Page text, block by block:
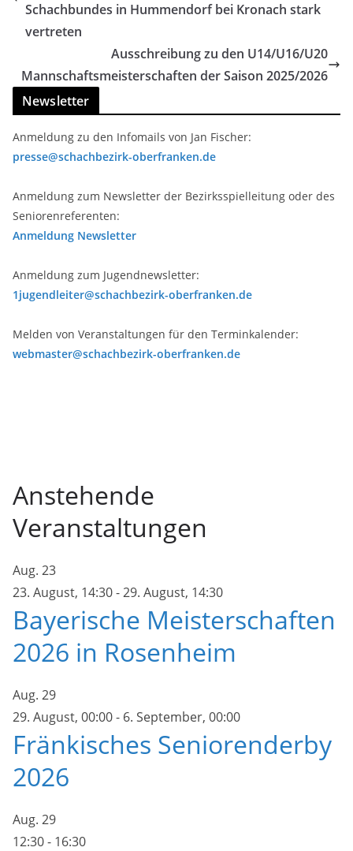
Schachbundes in Hummendorf bei Kronach stark
vertreten
Ausschreibung zu den U14/U16/U20
Mannschaftsmeisterschaften der Saison 2025/2026
Newsletter
Anmeldung zu den Infomails von Jan Fischer:
presse@schachbezirk-oberfranken.de
Anmeldung zum Newsletter der Bezirksspielleitung oder des
Seniorenreferenten:
Anmeldung Newsletter
Anmeldung zum Jugendnewsletter:
1jugendleiter@schachbezirk-oberfranken.de
Melden von Veranstaltungen für den Terminkalender:
webmaster@schachbezirk-oberfranken.de
Anstehende
Veranstaltungen
Aug. 23
23. August, 14:30-29. August, 14:30
Bayerische Meisterschaften
2026 in Rosenheim
Aug. 29
29. August, 00:00- 6. September, 00:00
Fränkisches Seniorenderby
2026
Aug. 29
12:30- 16:30